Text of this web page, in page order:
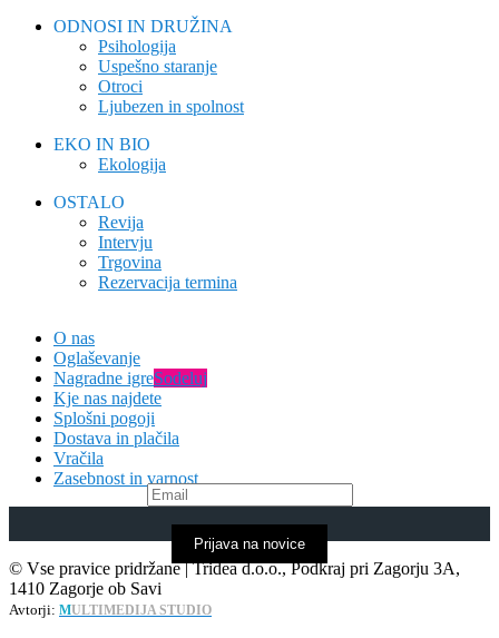
ODNOSI IN DRUŽINA
Psihologija
Uspešno staranje
Otroci
Ljubezen in spolnost
EKO IN BIO
Ekologija
OSTALO
Revija
Intervju
Trgovina
Rezervacija termina
O nas
Oglaševanje
Nagradne igreSodeluj
Kje nas najdete
Splošni pogoji
Dostava in plačila
Vračila
Zasebnost in varnost
Prijava na novice
© Vse pravice pridržane | Tridea d.o.o., Podkraj pri Zagorju 3A,
1410 Zagorje ob Savi
Avtorji: MULTIMEDIJA STUDIO